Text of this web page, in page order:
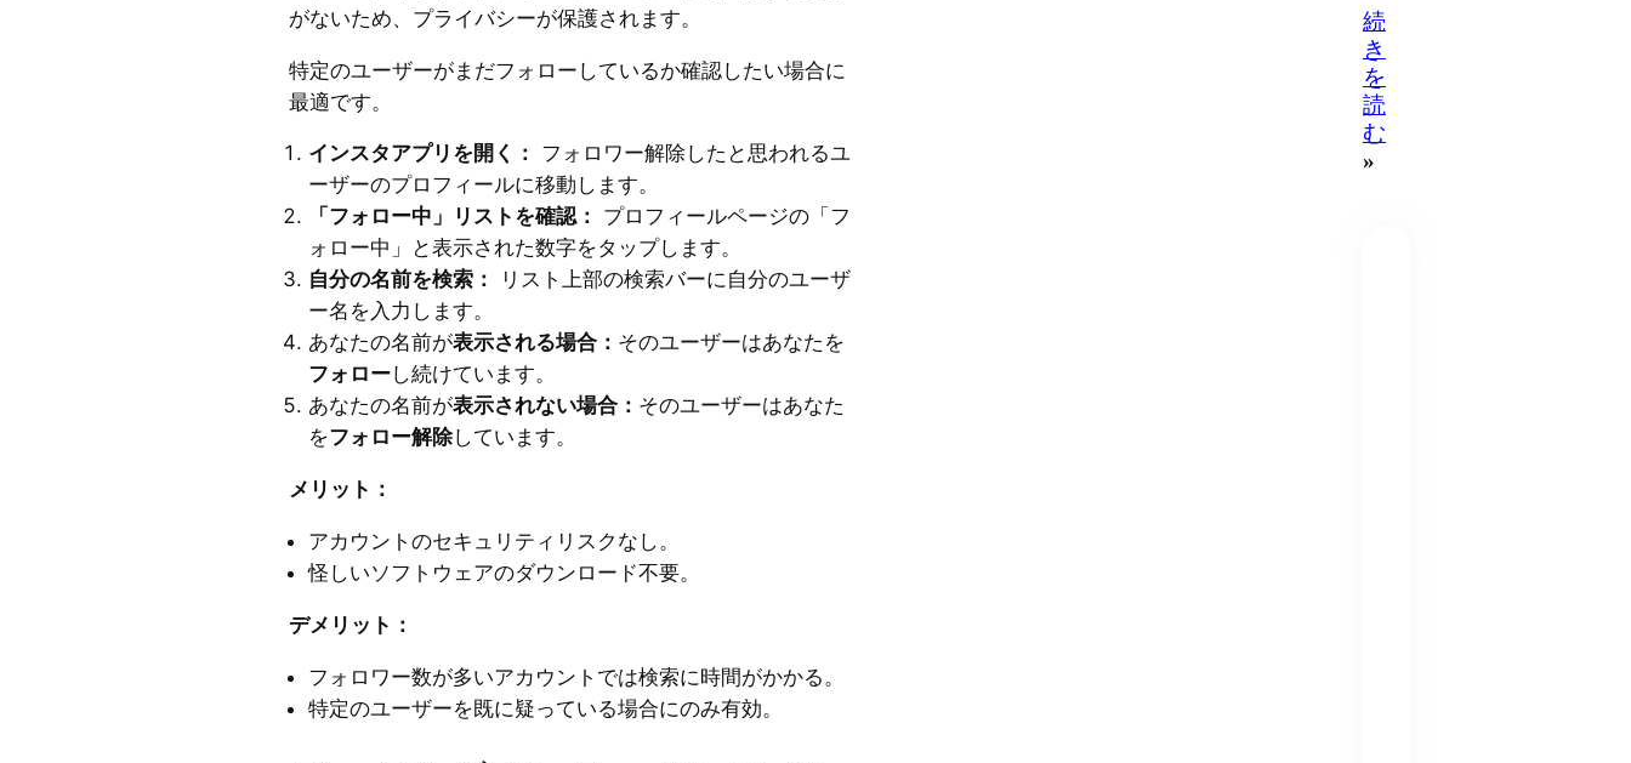
がないため、プライバシーが保護されます。
特定のユーザーがまだフォローしているか確認したい場合に
最適です。
インスタアプリを開く： フォロワー解除したと思われるユ
ーザーのプロフィールに移動します。
「フォロー中」リストを確認： プロフィールページの「フ
ォロー中」と表示された数字をタップします。
自分の名前を検索：
リスト上部の検索バーに自分のユーザ
ー名を入力します。
あなたの名前が表示される場合： そのユーザーはあなたを
フォローし続けています。
あなたの名前が表示されない場合： そのユーザーはあなた
をフォロー解除しています。
メリット：
アカウントのセキュリティリスクなし。
怪しいソフトウェアのダウンロード不要。
デメリット：
フォロワー数が多いアカウントでは検索に時間がかかる。
特定のユーザーを既に疑っている場合にのみ有効。
続
き
を
読
む
»